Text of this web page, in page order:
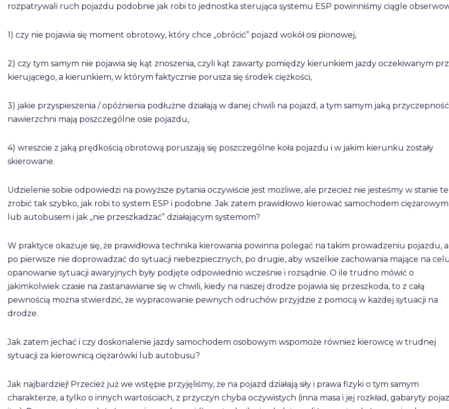
rozpatrywali ruch pojazdu podobnie jak robi to jednostka sterująca systemu ESP powinniśmy ciągle
1) czy nie pojawia się moment obrotowy, który chce „obrócić” pojazd wokół osi pionowej,
2) czy tym samym nie pojawia się kąt znoszenia, czyli kąt zawarty pomiędzy kierunkiem jazdy oczekiwanym
kierującego, a kierunkiem, w którym faktycznie porusza się środek ciężkości,
3) jakie przyspieszenia / opóźnienia podłużne działają w danej chwili na pojazd, a tym samym jaką
nawierzchni mają poszczególne osie pojazdu,
4) wreszcie z jaką prędkością obrotową poruszają się poszczególne koła pojazdu i w jakim kierunku zostały
skierowane.
Udzielenie sobie odpowiedzi na powyższe pytania oczywiście jest możliwe, ale przecież nie jesteśmy w stanie
zrobić tak szybko, jak robi to system ESP i podobne. Jak zatem prawidłowo kierować samochodem ciężarowym
lub autobusem i jak „nie przeszkadzać” działającym systemom?
W praktyce okazuje się, że prawidłowa technika kierowania powinna polegać na takim prowadzeniu pojazdu,
po pierwsze nie doprowadzać do sytuacji niebezpiecznych, po drugie, aby wszelkie zachowania mające na celu
opanowanie sytuacji awaryjnych były podjęte odpowiednio wcześnie i rozsądnie. O ile trudno mówić o
jakimkolwiek czasie na zastanawianie się w chwili, kiedy na naszej drodze pojawia się przeszkoda, to z całą
pewnością można stwierdzić, że wypracowanie pewnych odruchów przyjdzie z pomocą w każdej sytuacji na
drodze.
Jak zatem jechać i czy doskonalenie jazdy samochodem osobowym wspomoże również kierowcę w trudnej
sytuacji za kierownicą ciężarówki lub autobusu?
Jak najbardziej! Przecież już we wstępie przyjęliśmy, że na pojazd działają siły i prawa fizyki o tym samym
charakterze, a tylko o innych wartościach, z przyczyn chyba oczywistych (inna masa i jej rozkład, gabaryty